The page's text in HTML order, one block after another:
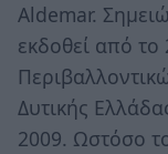
Aldemar.
εκδοθεί από
Δυτικής
2009. Ωστόσο